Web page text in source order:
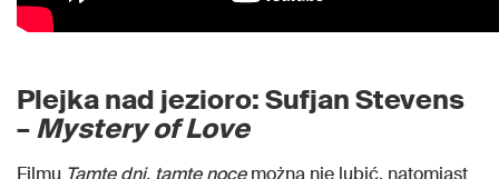
Plejka nad jezioro: Sufjan Stevens
–Mystery of Love